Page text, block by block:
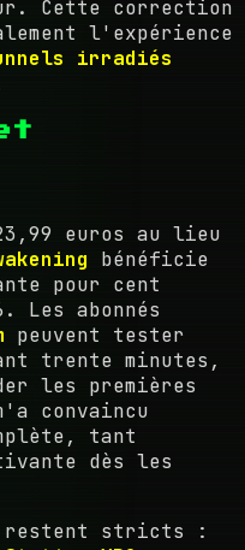
Cette correction
l'expérience
irradiés
euros au lieu
bénéficie
pour cent
Les abonnés
peuvent tester
trente minutes,
les premières
convaincu
tant
dès les
restent stricts :